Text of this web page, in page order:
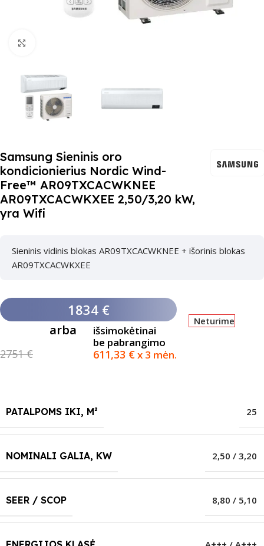
Samsung Sieninis oro
kondicionierius Nordic Wind-
Free™ AR09TXCACWKNEE
AR09TXCACWKXEE 2,50/3,20 kW,
yra Wifi
Sieninis vidinis blokas AR09TXCACWKNEE + išorinis blokas
AR09TXCACWKXEE
1834 €
2751 €
arba
išsimokėtinai
be pabrangimo
611,33 €x 3 mėn.
Neturime
PATALPOMS IKI, M² 25
NOMINALI GALIA, KW 2,50 / 3,20
SEER / SCOP 8,80 / 5,10